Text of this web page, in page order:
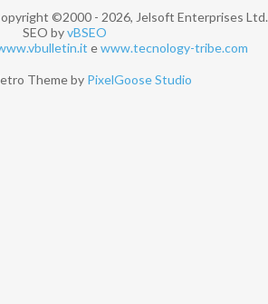
©2000 - 2026, Jelsoft Enterprises Ltd.
SEO byvBSEO
ewww.tecnology-tribe.com
Theme by PixelGoose Studio